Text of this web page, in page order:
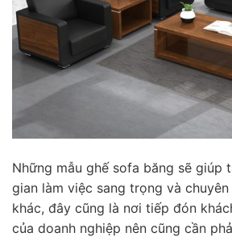
Những mẫu ghế sofa băng sẽ giúp
gian làm việc sang trọng và
khác, đây cũng là nơi tiếp đón
của doanh nghiệp nên cũng cần